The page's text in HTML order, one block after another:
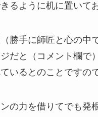
るように机に置いて
勝手に師匠と心の中
だと（コメント欄で
いるとのことですの
の力を借りてでも発